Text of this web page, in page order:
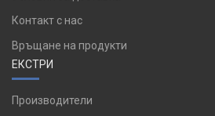
Контакт с нас
Връщане на продукти
ЕКСТРИ
Производители